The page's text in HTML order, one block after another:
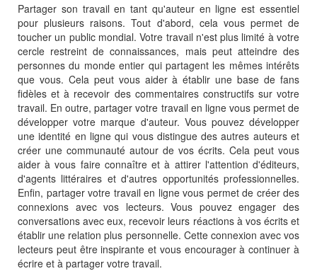
Partager son travail en tant qu'auteur en ligne est essentiel
pour plusieurs raisons. Tout d'abord, cela vous permet de
toucher un public mondial. Votre travail n'est plus limité à votre
cercle restreint de connaissances, mais peut atteindre des
personnes du monde entier qui partagent les mêmes intérêts
que vous. Cela peut vous aider à établir une base de fans
fidèles et à recevoir des commentaires constructifs sur votre
travail. En outre, partager votre travail en ligne vous permet de
développer votre marque d'auteur. Vous pouvez développer
une identité en ligne qui vous distingue des autres auteurs et
créer une communauté autour de vos écrits. Cela peut vous
aider à vous faire connaître et à attirer l'attention d'éditeurs,
d'agents littéraires et d'autres opportunités professionnelles.
Enfin, partager votre travail en ligne vous permet de créer des
connexions avec vos lecteurs. Vous pouvez engager des
conversations avec eux, recevoir leurs réactions à vos écrits et
établir une relation plus personnelle. Cette connexion avec vos
lecteurs peut être inspirante et vous encourager à continuer à
écrire et à partager votre travail.